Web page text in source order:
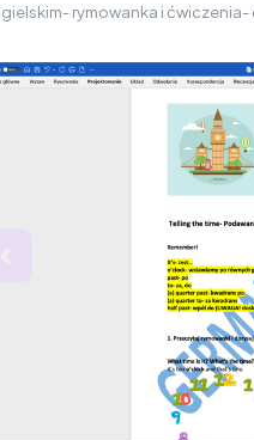
rymowanka i ćwiczenia-